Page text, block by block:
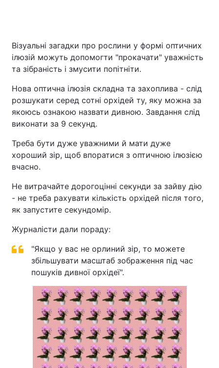
Візуальні загадки про рослини у формі оптичних
ілюзій можуть допомогти "прокачати" уважність
та зібраність і змусити попітніти.
Нова оптична ілюзія складна та захоплива - слід
розшукати серед сотні орхідей ту, яку можна за
якоюсь ознакою назвати дивною. Завдання слід
виконати за 9 секунд.
Треба бути дуже уважними й мати дуже
хороший зір, щоб впоратися з оптичною ілюзією
вчасно.
Не витрачайте дорогоцінні секунди за зайву дію
- не треба рахувати кількість орхідей після того,
як запустите секундомір.
Журналісти дали пораду:
"Якщо у вас не орлиний зір, то можете
збільшувати масштаб зображення під час
пошуків дивної орхідеї".